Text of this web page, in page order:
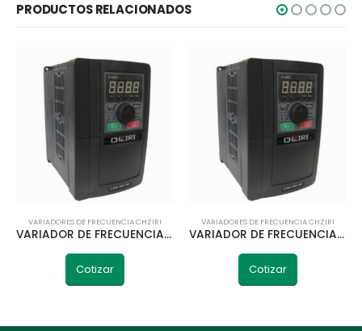
PRODUCTOS RELACIONADOS
VARIADORES DE FRECUENCIA CHZIRI
VARIADOR DE FRECUENCIA 37KW 50HP ZVF300H-G037/P045T4M CHZIRI
Cotizar
VARIADORES DE FRECUENCIA CHZIRI
VARIADOR DE FRECUENCIA 75KW 100HP ZVF300H-G075/P090T4MD CHZIRI
Cotizar